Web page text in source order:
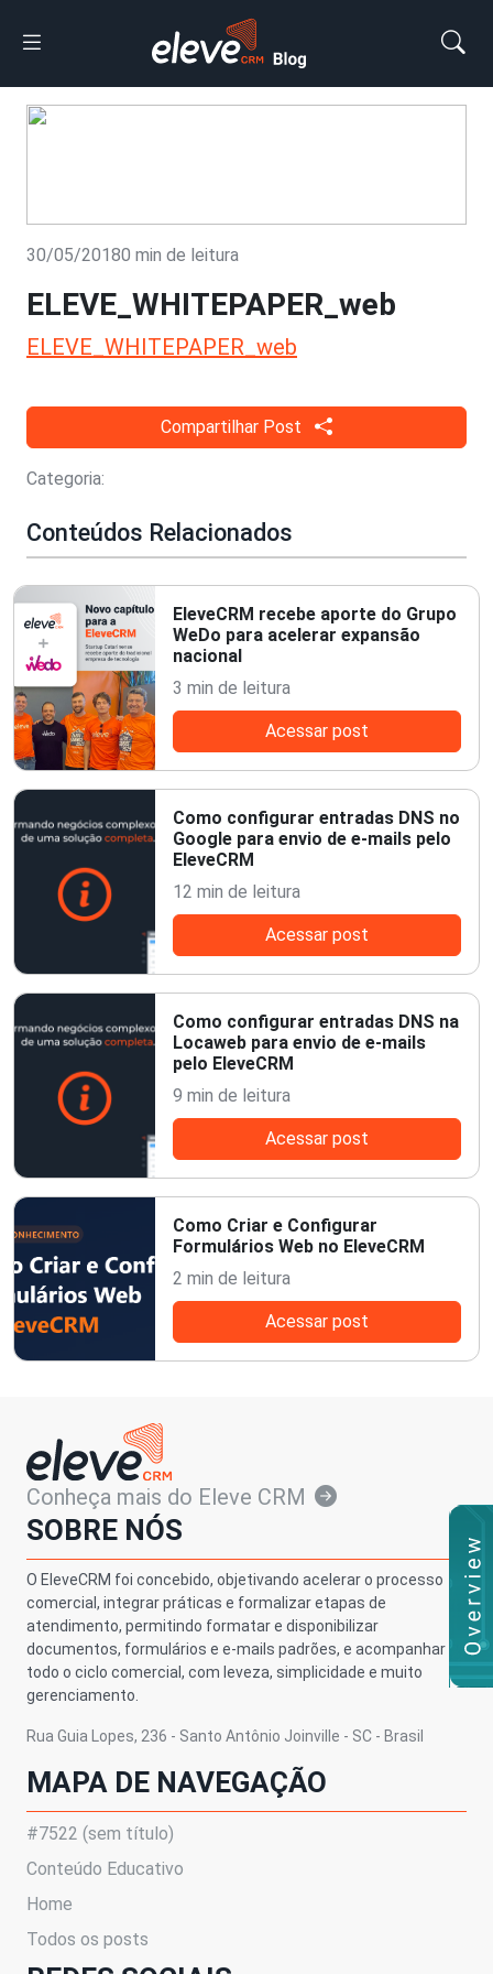
30/05/20180 min de leitura
ELEVE_WHITEPAPER_web
ELEVE_WHITEPAPER_web
Compartilhar Post
Categoria:
Conteúdos Relacionados
EleveCRM recebe aporte do Grupo
WeDo para acelerar expansão
nacional
3 min de leitura
Acessar post
Como configurar entradas DNS no
Google para envio de e-mails pelo
EleveCRM
12 min de leitura
Acessar post
Como configurar entradas DNS na
Locaweb para envio de e-mails
pelo EleveCRM
9 min de leitura
Acessar post
Como Criar e Configurar
Formulários Web no EleveCRM
2 min de leitura
Acessar post
Conheça mais do Eleve CRM
SOBRE NÓS
O EleveCRM foi concebido, objetivando acelerar o processo
comercial, integrar práticas e formalizar etapas de
atendimento, permitindo formatar e disponibilizar
documentos, formulários e e-mails padrões, e acompanhar
todo o ciclo comercial, com leveza, simplicidade e muito
gerenciamento.
Rua Guia Lopes, 236 - Santo Antônio Joinville - SC - Brasil
MAPA DE NAVEGAÇÃO
#7522 (sem título)
Conteúdo Educativo
Home
Todos os posts